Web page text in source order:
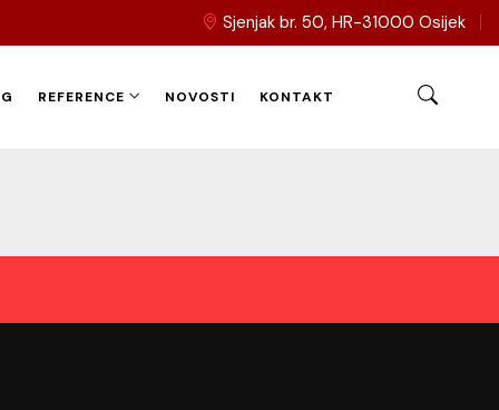
Sjenjak br. 50, HR-31000 Osijek
REFERENCE NOVOSTI KONTAKT